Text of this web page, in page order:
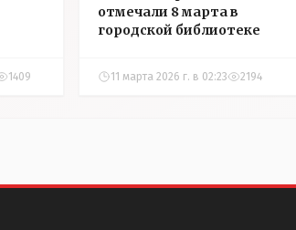
1409
отмечали 8 марта в
городской библиотеке
11 марта 2026 г. в 02:23 2194